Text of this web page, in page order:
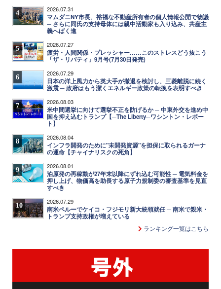
4 2026.07.31
マムダニNY市長、裕福な不動産所有者の個人情報公開で物議
─ さらに同氏の支持母体には親中活動家も入り込み、共産主
義へばく進
5 2026.07.27
疲労・人間関係・プレッシャー……このストレスどう抜こう
「ザ・リバティ」9月号(7月30日発売)
6 2026.07.29
日本の洋上風力から英大手が撤退を検討し、三菱離脱に続く
激震 ─ 政府はもう潔くエネルギー政策の転換を表明すべき
7 2026.08.03
米中間選挙に向けて選挙不正を防げるか ─ 中東外交を進め中
国を抑え込むトランプ【─The Liberty─ワシントン・レポー
ト】
8 2026.08.04
インフラ開発のために"未開発資源"を担保に取られるガーナ
の運命【チャイナリスクの死角】
9 2026.08.01
泊原発の再稼動が27年末以降にずれ込む可能性 ─ 電気料金を
押し上げ、物価高を助長する原子力規制委の審査基準を見直
すべき
10 2026.07.29
南米ペルーでケイコ・フジモリ新大統領就任 ─ 南米で親米・
トランプ支持政権が増えている
ランキング一覧はこちら